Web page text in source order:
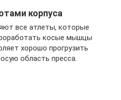
корпуса
все атлеты, которые
косые мышцы
хорошо прогрузить
область пресса.